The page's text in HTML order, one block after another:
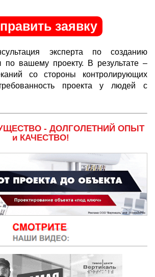
заявку
эксперта по созданию
по вашему проекту. В результате –
со стороны контролирующих
проекта у людей с
- ДОЛГОЛЕТНИЙ ОПЫТ
и КАЧЕСТВО!